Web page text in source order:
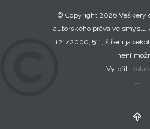
© Copyright 2026 Veškerý
autorského práva ve smyslu
121/2000, §11, šíření
není
Vytořil:
..